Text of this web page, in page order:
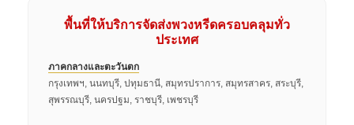
พื้นที่ให้บริการจัดส่งพวงหรีดครอบคลุมทั่ว
ประเทศ
ภาคกลางและตะวันตก
กรุงเทพฯ, นนทบุรี, ปทุมธานี, สมุทรปราการ, สมุทรสาคร, สระบุรี,
สุพรรณบุรี, นครปฐม, ราชบุรี, เพชรบุรี